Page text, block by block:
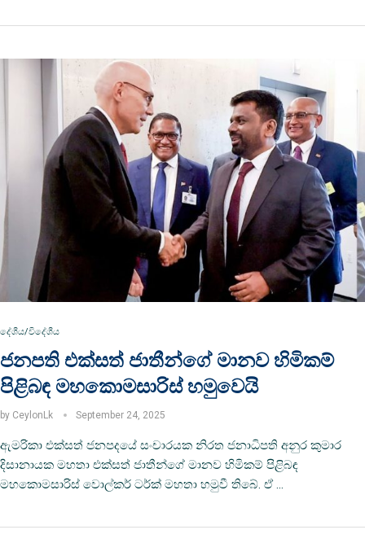
දේශීය/විදේශීය
ජනපති එක්සත් ජාතීන්ගේ මානව හිමිකම්
පිළිබඳ මහකොමසාරිස් හමුවෙයි
by CeylonLk September 24, 2025
ඇමරිකා එක්සත් ජනපදයේ සංචාරයක නිරත ජනාධිපති අනුර කුමාර
දිසානායක මහතා එක්සත් ජාතීන්ගේ මානව හිමිකම් පිළිබඳ
මහකොමසාරිස් වොල්කර් ටර්ක් මහතා හමුවී තිබේ. ඒ …